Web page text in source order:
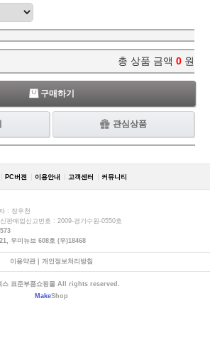
총 상품 금액 0 원
구매하기
관심상품
PC버젼 이용안내 고객센터 커뮤니티
: 장우천
판매업신고번호 : 2009-경기수원-0550호
우미뉴브 608호 (우)18468
이용약관| 개인정보처리방침
표준부품쇼핑몰 All rights reserved.
MakeShop